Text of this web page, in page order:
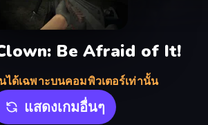
Be Afraid of It!
ได้เฉพาะบนคอมพิวเตอร์เท่านั้น
แสดงเกมอื่นๆ